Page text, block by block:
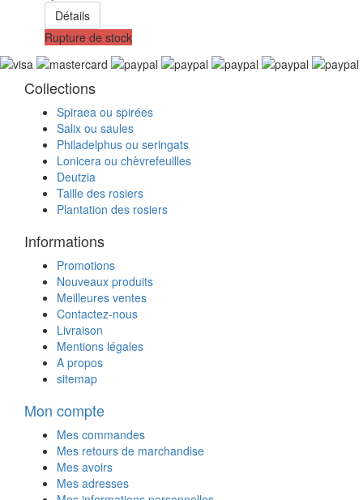
Détails
Rupture de stock
Collections
Spiraea ou spirées
Salix ou saules
Philadelphus ou seringats
Lonicera ou chèvrefeuilles
Deutzia
Taille des rosiers
Plantation des rosiers
Informations
Promotions
Nouveaux produits
Meilleures ventes
Contactez-nous
Livraison
Mentions légales
A propos
sitemap
Mon compte
Mes commandes
Mes retours de marchandise
Mes avoirs
Mes adresses